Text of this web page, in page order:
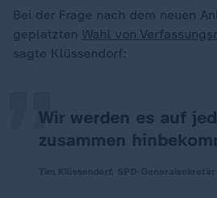
Bei der Frage nach dem neuen
geplatzten Wahl von
sagte Klüssendorf:
Wir werden es auf
zusammen
„